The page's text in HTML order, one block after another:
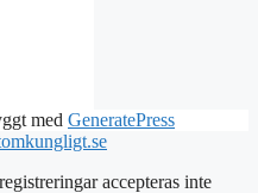
med GeneratePress
accepteras inte